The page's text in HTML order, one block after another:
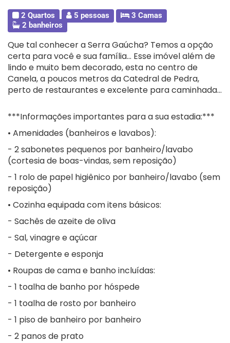
2 Quartos 5 pessoas
3 Camas
2 banheiros
Que tal conhecer a Serra Gaúcha? Temos a opção
certa para você e sua família... Esse imóvel além de
lindo e muito bem decorado, esta no centro de
Canela, a poucos metros da Catedral de Pedra,
perto de restaurantes e excelente para caminhada...
***Informações importantes para a sua estadia:***
• Amenidades (banheiros e lavabos):
- 2 sabonetes pequenos por banheiro/lavabo
(cortesia de boas-vindas, sem reposição)
- 1 rolo de papel higiênico por banheiro/lavabo (sem
reposição)
• Cozinha equipada com itens básicos:
- Sachês de azeite de oliva
- Sal, vinagre e açúcar
- Detergente e esponja
• Roupas de cama e banho incluídas:
- 1 toalha de banho por hóspede
- 1 toalha de rosto por banheiro
- 1 piso de banheiro por banheiro
- 2 panos de prato